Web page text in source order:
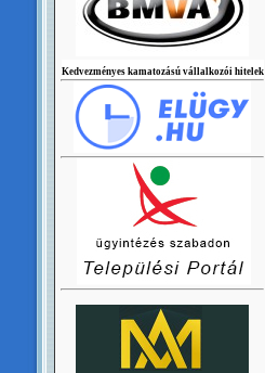
Kedvezményes kamatozású vállalkozói hitelek